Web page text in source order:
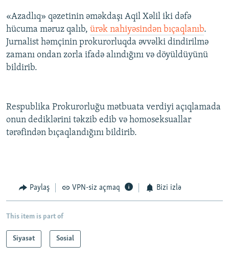
«Azadlıq» qəzetinin əməkdaşı Aqil Xəlil iki dəfə
hücuma məruz qalıb, ürək nahiyəsindən bıçaqlanıb.
Jurnalist həmçinin prokurorluqda əvvəlki dindirilmə
zamanı ondan zorla ifadə alındığını və döyüldüyünü
bildirib.
Respublika Prokurorluğu mətbuata verdiyi açıqlamada
onun dediklərini təkzib edib və homoseksuallar
tərəfindən bıçaqlandığını bildirib.
Paylaş VPN-siz açmaq Bizi izlə
This item is part of
Siyasət Sosial